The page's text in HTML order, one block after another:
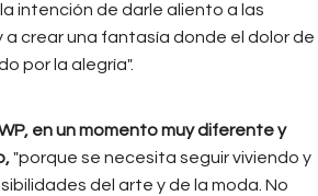
intención de darle aliento a las
a crear una fantasía donde el dolor de
por la alegría".
en un momento muy diferente y
"porque se necesita seguir viviendo y
del arte y de la moda. No